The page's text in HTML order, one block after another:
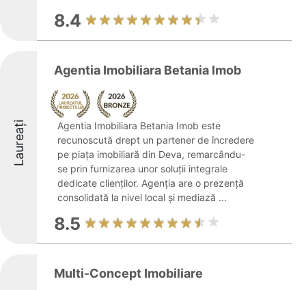
8.4
Laureați
Agentia Imobiliara Betania Imob
Agentia Imobiliara Betania Imob este
recunoscută drept un partener de încredere
pe piața imobiliară din Deva, remarcându-
se prin furnizarea unor soluții integrale
dedicate clienților. Agenția are o prezență
consolidată la nivel local și mediază ...
8.5
Multi-Concept Imobiliare